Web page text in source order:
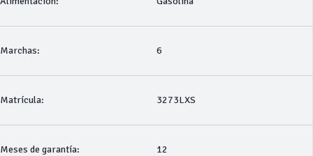
Marchas: 6
Matrícula: 3273LXS
Meses de garantía: 12